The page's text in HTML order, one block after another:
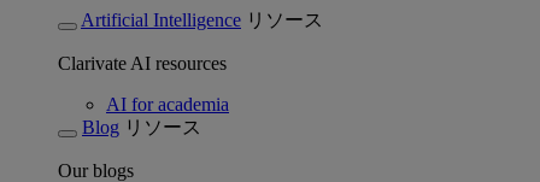
Artificial Intelligence リソース
Clarivate AI resources
AI for academia
Blog リソース
Our blogs